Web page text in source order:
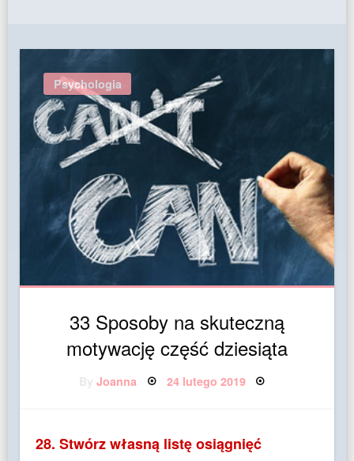
Psychologia
33 Sposoby na skuteczną
motywację część dziesiąta
ByJoanna Posted
on
24 lutego 2019
28. Stwórz własną listę osiągnięć